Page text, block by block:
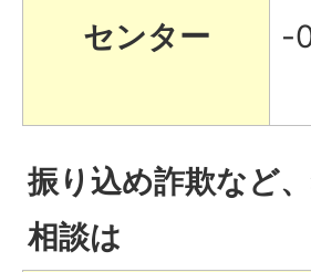
センター
-
振り込め詐欺など
相談は